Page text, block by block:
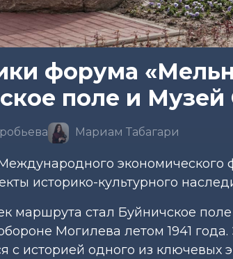
форума
поле и
Мариам Табагари
экономического
историко-культурного
маршрута стал Буйничское
Могилева летом 1941
с историей одного из